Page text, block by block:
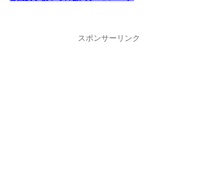
スポンサーリンク